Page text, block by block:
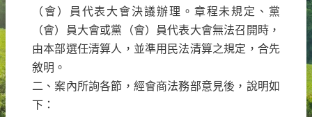
（會）員代表大會決議辦理。章程未規定、黨
（會）員大會或黨（會）員代表大會無法召開時，
由本部選任清算人，並準用民法清算之規定，合先
敘明。
二、案內所詢各節，經會商法務部意見後，說明如
下：